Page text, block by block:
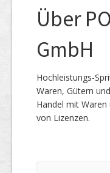
Über
GmbH
Hochleistungs-
Waren, Gütern
Handel mit
von Lizenzen.